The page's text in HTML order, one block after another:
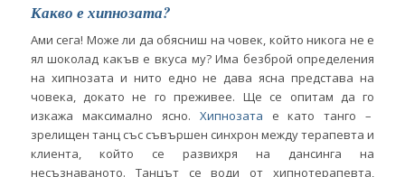
Какво е хипнозата?
Ами сега! Може ли да обясниш на човек, който никога не е
ял шоколад какъв е вкуса му? Има безброй определения
на хипнозата и нито едно не дава ясна представа на
човека, докато не го преживее. Ще се опитам да го
изкажа максимално ясно. Хипнозата е като танго –
зрелищен танц със съвършен синхрон между терапевта и
клиента, който се развихря на дансинга на
несъзнаваното. Танцът се води от хипнотерапевта,